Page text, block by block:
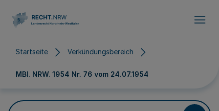
Startseite Verkündungsbereich
MBl. NRW. 1954 Nr. 76 vom 24.07.1954